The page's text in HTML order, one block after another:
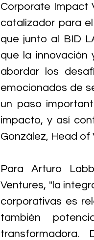
Corporate Impact
catalizador para
que junto al BID
que la innovación
abordar los
emocionados de
un paso
impacto, y así
González, Head of
Para Arturo
Ventures, "la
corporativas es
también